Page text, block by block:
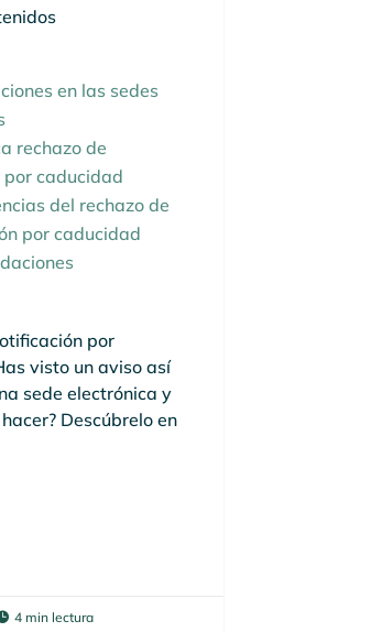
en las sedes
rechazo de
caducidad
del rechazo de
por caducidad
por
visto un aviso así
sede electrónica y
Descúbrelo en
4 min lectura